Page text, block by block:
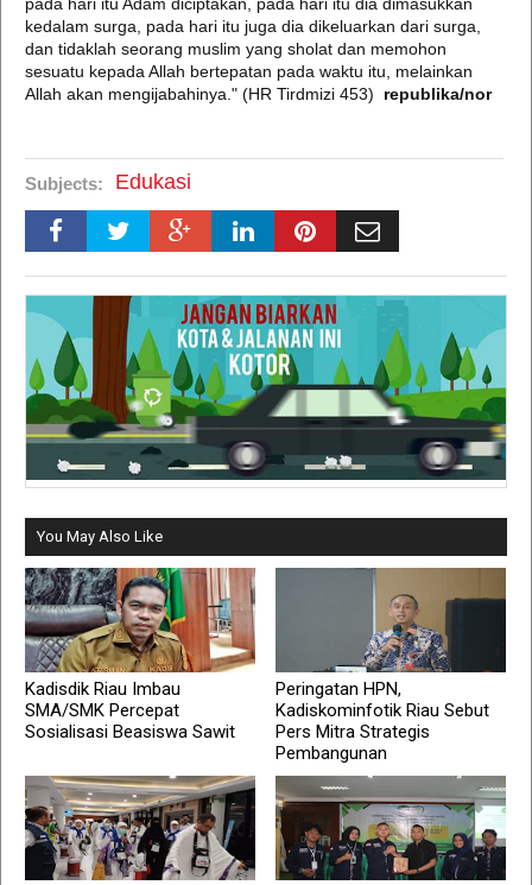
kedalam surga, pada hari itu juga dia dikeluarkan dari surga,
dan tidaklah seorang muslim yang sholat dan memohon
sesuatu kepada Allah bertepatan pada waktu itu, melainkan
Allah akan mengijabahinya." (HR Tirdmizi 453) republika/nor
Subjects: Edukasi
You May Also Like
Kadisdik Riau Imbau
SMA/SMK Percepat
Sosialisasi Beasiswa Sawit
Peringatan HPN,
Kadiskominfotik Riau Sebut
Pers Mitra Strategis
Pembangunan